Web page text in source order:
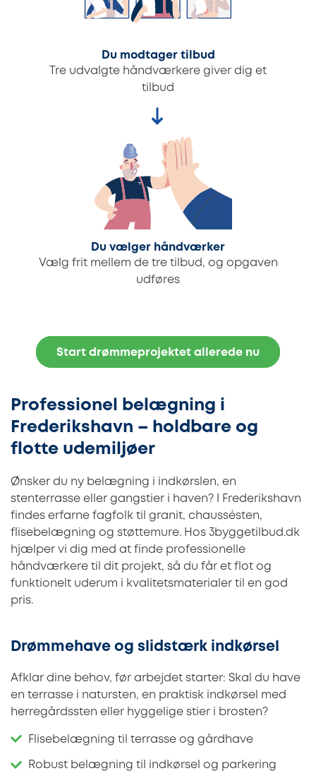
Du modtager tilbud
Tre udvalgte håndværkere giver dig et
tilbud
Du vælger håndværker
Vælg frit mellem de tre tilbud, og opgaven
udføres
Start drømmeprojektet allerede nu
Professionel belægning i
Frederikshavn – holdbare og
flotte udemiljøer
Ønsker du ny belægning i indkørslen, en
stenterrasse eller gangstier i haven? I Frederikshavn
findes erfarne fagfolk til granit, chaussésten,
flisebelægning og støttemure. Hos 3byggetilbud.dk
hjælper vi dig med at finde professionelle
håndværkere til dit projekt, så du får et flot og
funktionelt uderum i kvalitetsmaterialer til en god
pris.
Drømmehave og slidstærk indkørsel
Afklar dine behov, før arbejdet starter: Skal du have
en terrasse i natursten, en praktisk indkørsel med
herregårdssten eller hyggelige stier i brosten?
Flisebelægning til terrasse og gårdhave
Robust belægning til indkørsel og parkering